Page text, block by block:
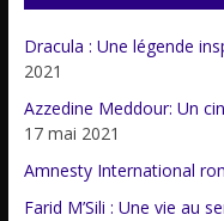
Dracula : Une légende
2021
Azzedine Meddour: Un
17 mai 2021
Amnesty International
Farid M’Sili : Une vie au